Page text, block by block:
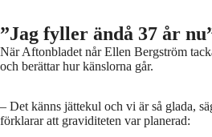
”Jag fyller ändå 37 år
När Aftonbladet når Ellen Bergström
och berättar hur känslorna går.
– Det känns jättekul och vi är så glada,
förklarar att graviditeten var planerad: